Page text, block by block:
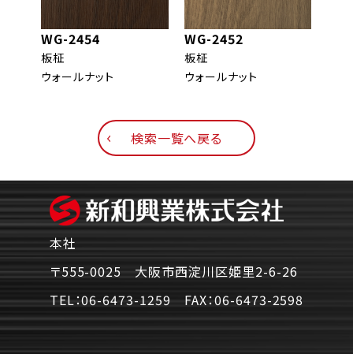
WG-2454
板柾
ウォールナット
WG-2452
板柾
ウォールナット
検索一覧へ戻る
本社
〒555-0025 大阪市西淀川区姫里2-6-26
TEL：06-6473-1259 FAX：06-6473-2598